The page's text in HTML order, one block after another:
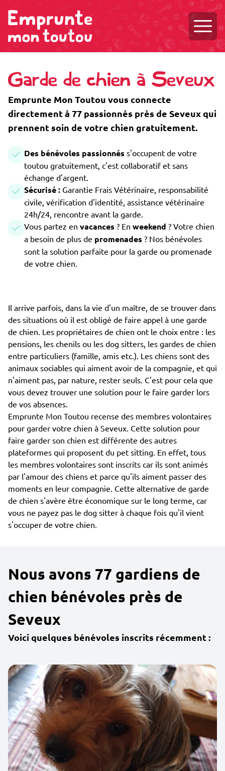
Garde de chien à Seveux
Emprunte Mon Toutou vous connecte
directement à 77 passionnés près de Seveux qui
prennent soin de votre chien gratuitement.
Des bénévoles passionnés s'occupent de votre
toutou gratuitement, c'est collaboratif et sans
échange d'argent.
Sécurisé : Garantie Frais Vétérinaire, responsabilité
civile, vérification d'identité, assistance vétérinaire
24h/24, rencontre avant la garde.
Vous partez en vacances ? En weekend ? Votre chien
a besoin de plus de promenades ? Nos bénévoles
sont la solution parfaite pour la garde ou promenade
de votre chien.
Il arrive parfois, dans la vie d'un maître, de se trouver dans
des situations où il est obligé de faire appel à une garde
de chien. Les propriétaires de chien ont le choix entre : les
pensions, les chenils ou les dog sitters, les gardes de chien
entre particuliers (famille, amis etc.). Les chiens sont des
animaux sociables qui aiment avoir de la compagnie, et qui
n'aiment pas, par nature, rester seuls. C'est pour cela que
vous devez trouver une solution pour le faire garder lors
de vos absences.
Emprunte Mon Toutou recense des membres volontaires
pour garder votre chien à Seveux. Cette solution pour
faire garder son chien est différente des autres
plateformes qui proposent du pet sitting. En effet, tous
les membres volontaires sont inscrits car ils sont animés
par l'amour des chiens et parce qu'ils aiment passer des
moments en leur compagnie. Cette alternative de garde
de chien s'avère être économique sur le long terme, car
vous ne payez pas le dog sitter à chaque fois qu'il vient
s'occuper de votre chien.
Nous avons 77 gardiens de
chien bénévoles près de
Seveux
Voici quelques bénévoles inscrits récemment :